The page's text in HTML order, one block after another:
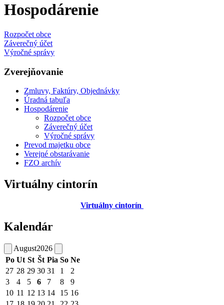
Hospodárenie
Rozpočet obce
Záverečný účet
Výročné správy
Zverejňovanie
Zmluvy, Faktúry, Objednávky
Úradná tabuľa
Hospodárenie
Rozpočet obce
Záverečný účet
Výročné správy
Prevod majetku obce
Verejné obstarávanie
FZO archív
Virtuálny cintorín
Virtuálny cintorín
Kalendár
August2026
Po Ut St Št Pia So Ne
27 28 29 30 31 1
2
3
4 5 6 7 8
9
10 11 12 13 14 15 16